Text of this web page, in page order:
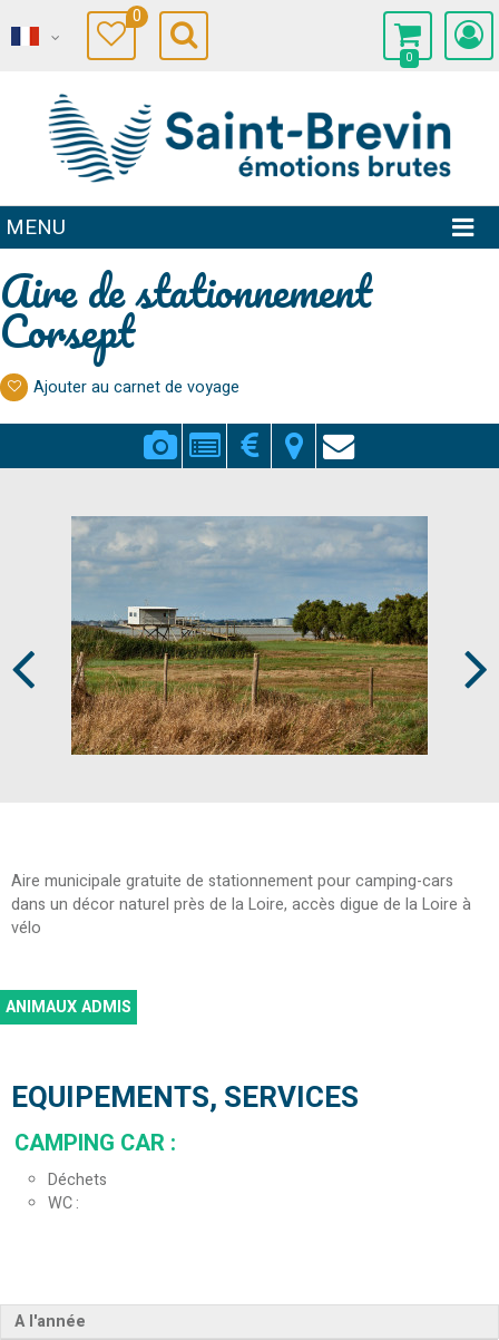
0
0
MENU
Aire de stationnement
Corsept
Ajouter au carnet de voyage
Aire municipale gratuite de stationnement pour camping-cars
dans un décor naturel près de la Loire, accès digue de la Loire à
vélo
ANIMAUX ADMIS
EQUIPEMENTS, SERVICES
CAMPING CAR :
Déchets
WC
A l'année